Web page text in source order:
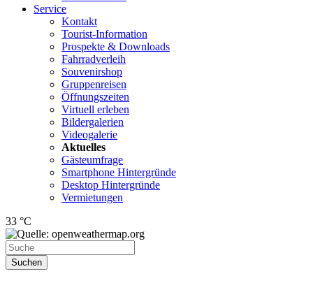
Service
Kontakt
Tourist-Information
Prospekte & Downloads
Fahrradverleih
Souvenirshop
Gruppenreisen
Öffnungszeiten
Virtuell erleben
Bildergalerien
Videogalerie
Aktuelles
Gästeumfrage
Smartphone Hintergründe
Desktop Hintergründe
Vermietungen
33 °C
Suchen